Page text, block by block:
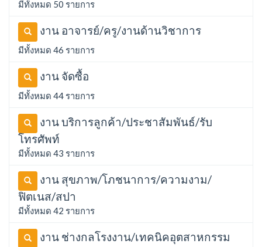
มีทั้งหมด 50 รายการ
งาน อาจารย์/ครู/งานด้านวิชาการ
มีทั้งหมด 46 รายการ
งาน จัดซื้อ
มีทั้งหมด 44 รายการ
งาน บริการลูกค้า/ประชาสัมพันธ์/รับ
โทรศัพท์
มีทั้งหมด 43 รายการ
งาน สุขภาพ/โภชนาการ/ความงาม/
ฟิตเนส/สปา
มีทั้งหมด 42 รายการ
งาน ช่างกลโรงงาน/เทคนิคอุตสาหกรรม